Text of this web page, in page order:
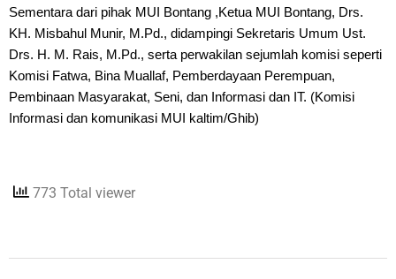
Sementara dari pihak MUI Bontang ,Ketua MUI Bontang, Drs.
KH. Misbahul Munir, M.Pd., didampingi Sekretaris Umum Ust.
Drs. H. M. Rais, M.Pd., serta perwakilan sejumlah komisi seperti
Komisi Fatwa, Bina Muallaf, Pemberdayaan Perempuan,
Pembinaan Masyarakat, Seni, dan Informasi dan IT. (Komisi
Informasi dan komunikasi MUI kaltim/Ghib)
773 Total viewer